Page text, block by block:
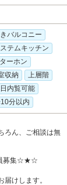
バルコニー
テムキッチン
ーホン
収納
上層階
内覧可能
分以内
ろん、ご相談は無
募集☆★☆
けします。